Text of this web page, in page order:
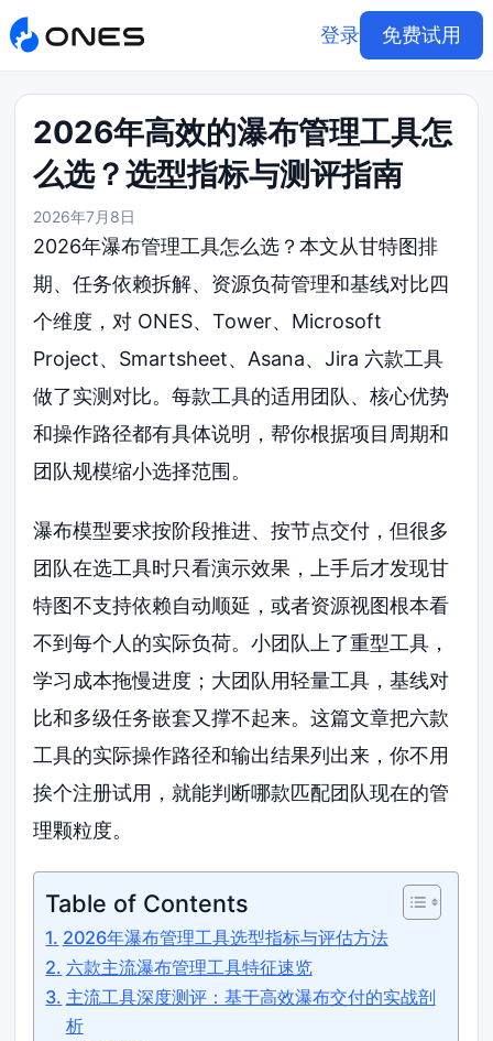
登录 免费试用
2026年高效的瀑布管理工具怎
么选？选型指标与测评指南
2026年7月8日
2026年瀑布管理工具怎么选？本文从甘特图排
期、任务依赖拆解、资源负荷管理和基线对比四
个维度，对 ONES、Tower、Microsoft
Project、Smartsheet、Asana、Jira 六款工具
做了实测对比。每款工具的适用团队、核心优势
和操作路径都有具体说明，帮你根据项目周期和
团队规模缩小选择范围。
瀑布模型要求按阶段推进、按节点交付，但很多
团队在选工具时只看演示效果，上手后才发现甘
特图不支持依赖自动顺延，或者资源视图根本看
不到每个人的实际负荷。小团队上了重型工具，
学习成本拖慢进度；大团队用轻量工具，基线对
比和多级任务嵌套又撑不起来。这篇文章把六款
工具的实际操作路径和输出结果列出来，你不用
挨个注册试用，就能判断哪款匹配团队现在的管
理颗粒度。
Table of Contents
2026年瀑布管理工具选型指标与评估方法
六款主流瀑布管理工具特征速览
主流工具深度测评：基于高效瀑布交付的实战剖
析